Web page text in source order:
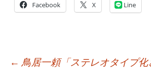
Facebook X Line
← 鳥居一頼「ステレオタイプ